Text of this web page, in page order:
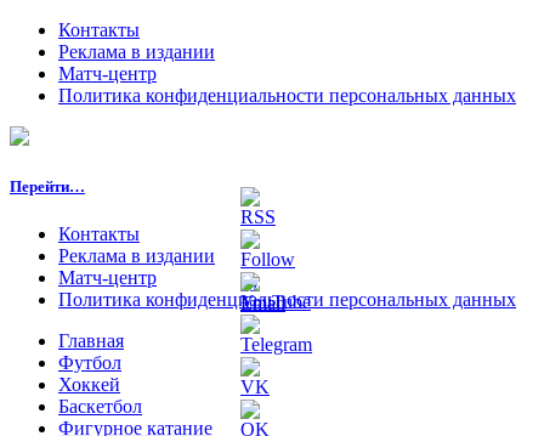
Контакты
Реклама в издании
Матч-центр
Политика конфиденциальности персональных данных
Перейти…
Контакты
Реклама в издании
Матч-центр
Политика конфиденциальности персональных данных
Главная
Футбол
Хоккей
Баскетбол
Фигурное катание